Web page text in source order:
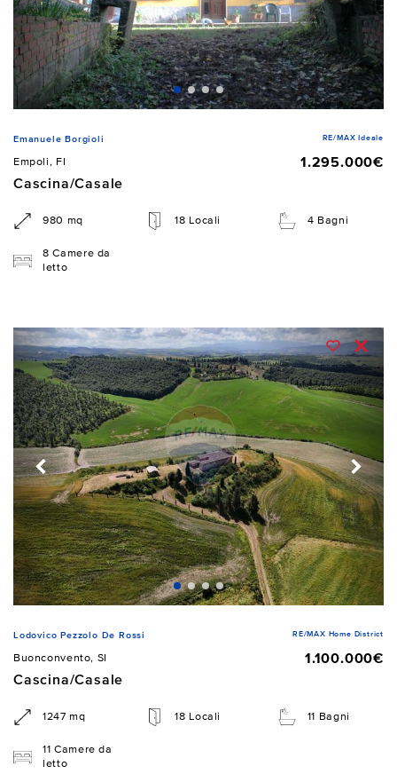
Emanuele Borgioli RE/MAX Ideale
Empoli, FI
1.295.000€
Cascina/Casale
980 mq 18 Locali 4 Bagni
8 Camere da
letto
Lodovico Pezzolo De Rossi RE/MAX Home District
Buonconvento, SI
1.100.000€
Cascina/Casale
1247 mq 18 Locali 11 Bagni
11 Camere da
letto